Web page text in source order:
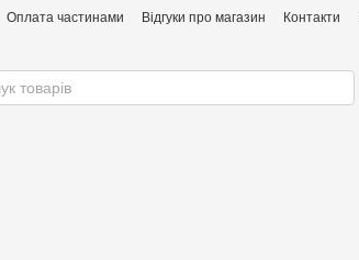
Оплата частинами Відгуки про магазин Контакти